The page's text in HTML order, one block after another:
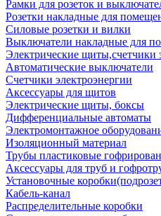
Рамки для розеток и
Розетки накладные для
Силовые розетки и вилки
Выключатели накладные для
Электрические щиты,счетчики
Автоматические выключатели
Счетчики электроэнергии
Аксессуары для щитов
Электрические щиты, боксы
Дифференциальные автоматы
Электромонтажное
Изоляционный материал
Трубы пластиковые
Аксессуары для труб и
Установочные
Кабель-канал
Распределительные коробки